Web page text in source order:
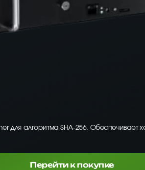
для алгоритма SHA-256. Обеспечивает
Перейти к покупке